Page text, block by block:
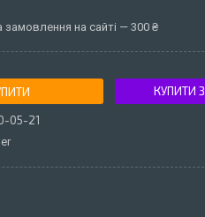
замовлення на сайті — 300 ₴
КУПИТИ З
05-21